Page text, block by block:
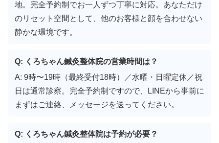
地。完全予約制でお一人ずつ丁寧に対応。あなただけ
のリセット空間として、他のお客様と顔を合わせない
静かな環境です。
Q: くろちゃん鍼灸整体院の営業時間は？
A: 9時〜19時（最終受付18時）／水曜・日曜定休／祝
日は通常診察。完全予約制ですので、LINEから事前に
まずはご連絡、メッセージを送ってください。
Q: くろちゃん鍼灸整体院は予約が必要？